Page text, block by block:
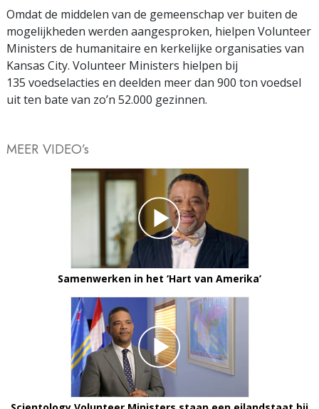
Omdat de middelen van de gemeenschap ver buiten de
mogelijkheden werden aangesproken, hielpen Volunteer
Ministers de humanitaire en kerkelijke organisaties van
Kansas City. Volunteer Ministers hielpen bij
135 voedselacties en deelden meer dan 900 ton voedsel
uit ten bate van zo’n 52.000 gezinnen.
MEER VIDEO’s
Samenwerken in het ‘Hart van Amerika’